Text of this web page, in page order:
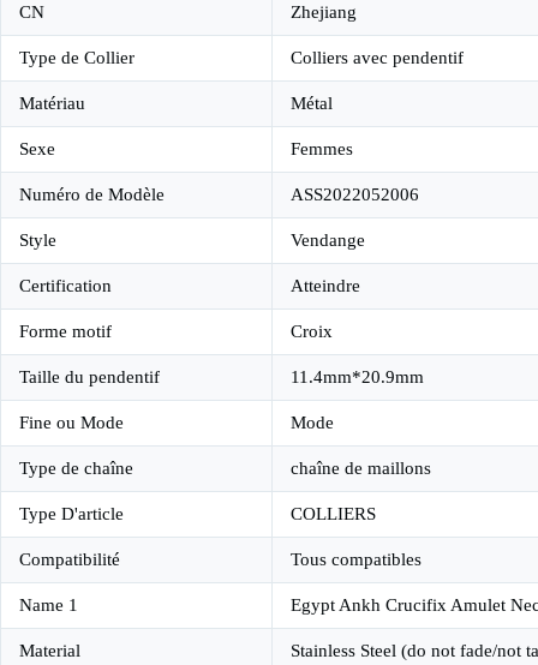
CN Zhejiang
Type de Collier Colliers avec pendentif
Matériau Métal
Sexe Femmes
Numéro de Modèle ASS2022052006
Style Vendange
Certification Atteindre
Forme motif Croix
Taille du pendentif 11.4mm*20.9mm
Fine ou Mode Mode
Type de chaîne chaîne de maillons
Type D'article COLLIERS
Compatibilité Tous compatibles
Name 1 Egypt Ankh Crucifix Amulet
Material Stainless Steel (do not fade/not